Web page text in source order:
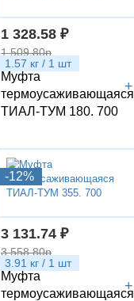
1.57 кг / 1 шт
1 328.58 ₽
+
1 509.80р
Муфта
термоусаживающаяся
ТИАЛ-ТУМ 180. 700
-12%
3.91 кг / 1 шт
3 131.74 ₽
+
3 558.80р
Муфта
термоусаживающаяся